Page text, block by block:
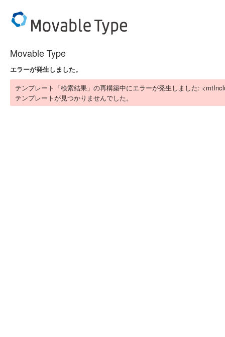
Movable Type
エラーが発生しました。
テンプレート「検索結果」の再構築中にエラーが発生しました:
テンプレートが見つかりませんでした。